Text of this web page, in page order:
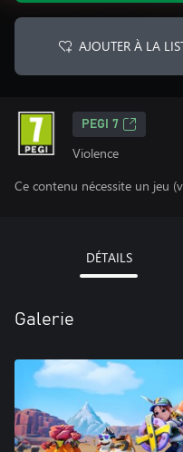
AJOUTER À LA
PEGI 7
Violence
Ce contenu nécessite un jeu
DÉTAILS
Galerie